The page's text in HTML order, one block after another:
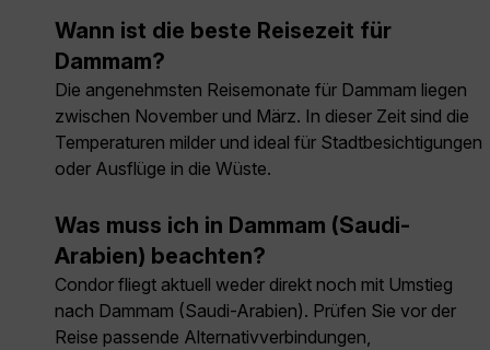
Wann ist die beste Reisezeit für
Dammam?
Die angenehmsten Reisemonate für Dammam liegen
zwischen November und März. In dieser Zeit sind die
Temperaturen milder und ideal für Stadtbesichtigungen
oder Ausflüge in die Wüste.
Was muss ich in Dammam (Saudi-
Arabien) beachten?
Condor fliegt aktuell weder direkt noch mit Umstieg
nach Dammam (Saudi-Arabien). Prüfen Sie vor der
Reise passende Alternativverbindungen,